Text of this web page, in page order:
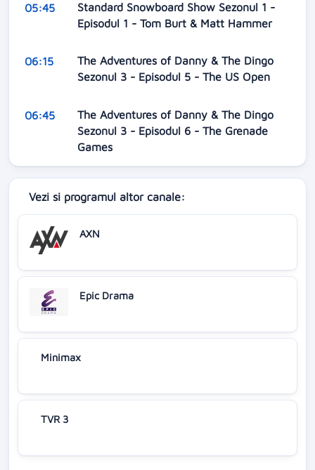
05:45
Standard Snowboard Show Sezonul 1 -
Episodul 1 - Tom Burt & Matt Hammer
06:15
The Adventures of Danny & The Dingo
Sezonul 3 - Episodul 5 - The US Open
06:45
The Adventures of Danny & The Dingo
Sezonul 3 - Episodul 6 - The Grenade
Games
Vezi si programul altor canale:
AXN
Epic Drama
Minimax
TVR 3